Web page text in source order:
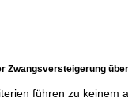
Zwangsversteigerung
führen zu keinem